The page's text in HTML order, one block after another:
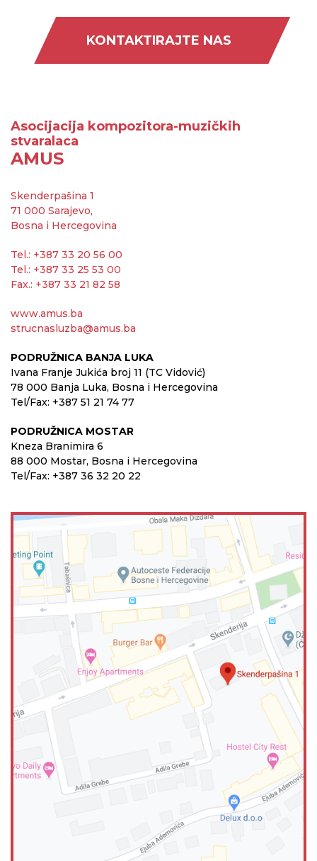
KONTAKTIRAJTE NAS
Asocijacija kompozitora-muzičkih
stvaralaca
AMUS
Skenderpašina 1
71 000 Sarajevo,
Bosna i Hercegovina
Tel.: +387 33 20 56 00
Tel.: +387 33 25 53 00
Fax.: +387 33 21 82 58
www.amus.ba
strucnasluzba@amus.ba
PODRUŽNICA BANJA LUKA
Ivana Franje Jukića broj 11 (TC Vidović)
78 000 Banja Luka, Bosna i Hercegovina
Tel/Fax: +387 51 21 74 77
PODRUŽNICA MOSTAR
Kneza Branimira 6
88 000 Mostar, Bosna i Hercegovina
Tel/Fax: +387 36 32 20 22